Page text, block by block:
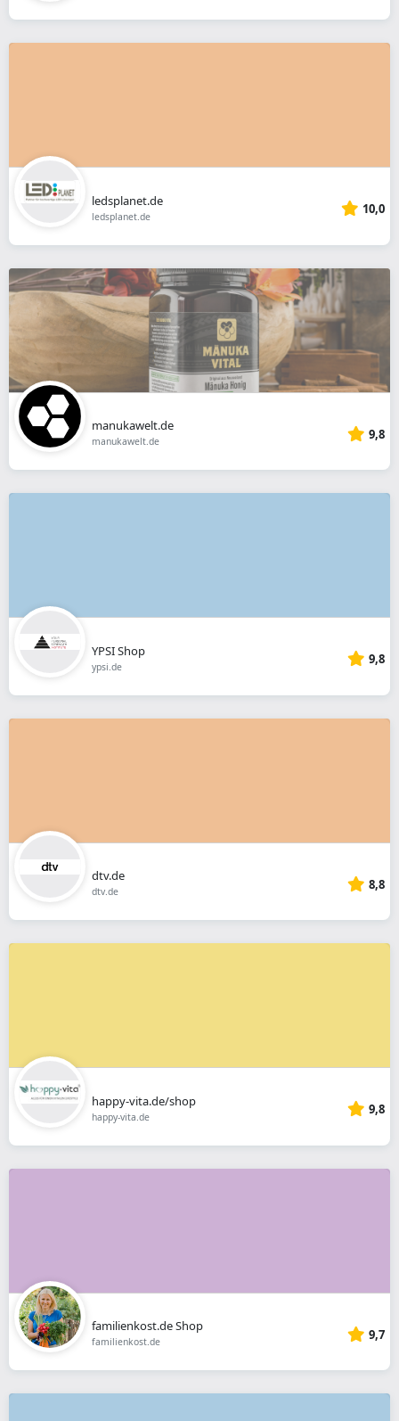
ledsplanet.de
ledsplanet.de 10,0
manukawelt.de
manukawelt.de 9,8
YPSI Shop
ypsi.de 9,8
dtv.de
dtv.de 8,8
happy-vita.de/shop
happy-vita.de 9,8
familienkost.de Shop
familienkost.de 9,7